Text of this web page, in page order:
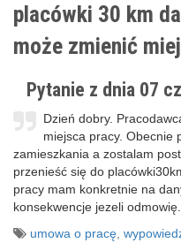
placówki 30 km
może zmienić
Pytanie z dnia 07
Dzień dobry.
miejsca pracy. Obecnie
zamieszkania a zostalam
przenieść się do
pracy mam konkretnie na
konsekwencje jezeli
umowa o pracę